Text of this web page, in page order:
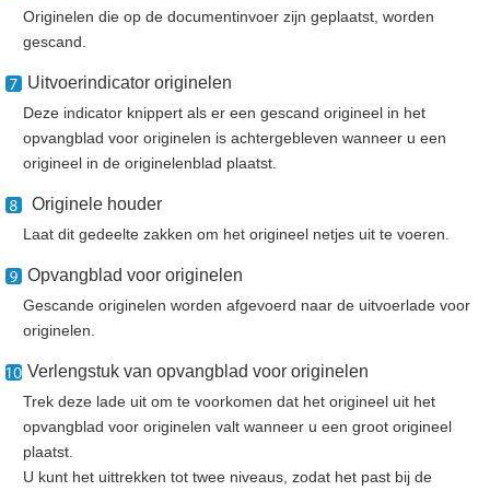
Originelen die op de documentinvoer zijn geplaatst, worden
gescand.
Uitvoerindicator originelen
Deze indicator knippert als er een gescand origineel in het
opvangblad voor originelen is achtergebleven wanneer u een
origineel in de originelenblad plaatst.
Originele houder
Laat dit gedeelte zakken om het origineel netjes uit te voeren.
Opvangblad voor originelen
Gescande originelen worden afgevoerd naar de uitvoerlade voor
originelen.
Verlengstuk van opvangblad voor originelen
Trek deze lade uit om te voorkomen dat het origineel uit het
opvangblad voor originelen valt wanneer u een groot origineel
plaatst.
U kunt het uittrekken tot twee niveaus, zodat het past bij de